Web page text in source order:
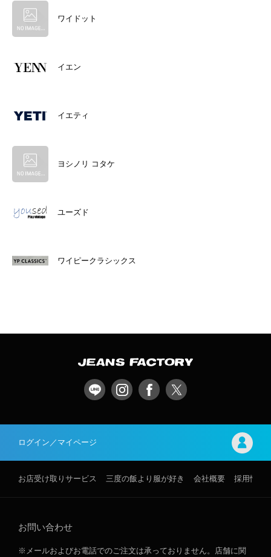
ワイドット
イエン
イエティ
ヨシノリ コタケ
ユーズド
ワイピークラシックス
ログイン／マイページ
お店受け取りサービス 三度の飯より服が好き 会社概要 採用情報
お問い合わせ
※メールおよびお電話でのご注文は承っておりません。店舗に関